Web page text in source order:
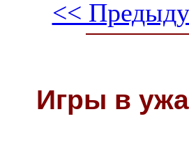
<<
Игры в